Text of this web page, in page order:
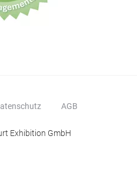
AGB
Exhibition GmbH